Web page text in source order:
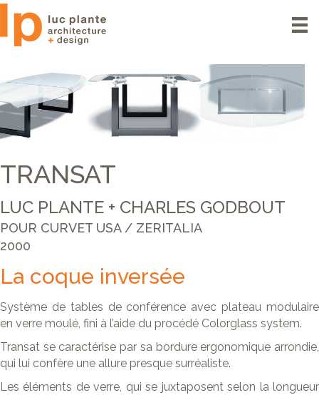
TRANSAT
LUC PLANTE + CHARLES GODBOUT
POUR CURVET USA / ZERITALIA
2000
La coque inversée
Système de tables de conférence avec plateau modulaire
en verre moulé, fini à l’aide du procédé Colorglass system.
Transat se caractérise par sa bordure ergonomique arrondie,
qui lui confère une allure presque surréaliste.
Les éléments de verre, qui se juxtaposent selon la longueur